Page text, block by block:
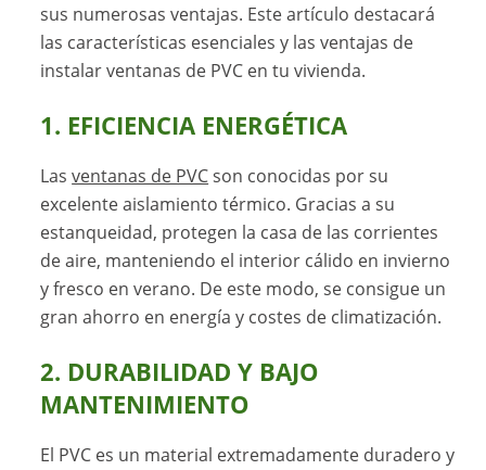
sus numerosas ventajas. Este artículo destacará
las características esenciales y las ventajas de
instalar ventanas de PVC en tu vivienda.
1. EFICIENCIA ENERGÉTICA
Lasventanas de PVCson conocidas por su
excelente aislamiento térmico. Gracias a su
estanqueidad, protegen la casa de las corrientes
de aire, manteniendo el interior cálido en invierno
y fresco en verano. De este modo, se consigue un
gran ahorro en energía y costes de climatización.
2. DURABILIDAD Y BAJO
MANTENIMIENTO
El PVC es un material extremadamente duradero y